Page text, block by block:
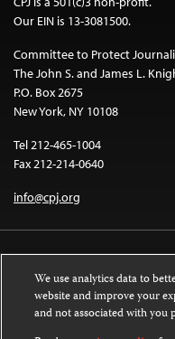
Our EIN is 13-3081500.
Committee to Protect
The John S. and James L.
P.O. Box 2675
New York, NY 10108
Tel 212-465-1004
Fax 212-214-0640
info@cpj.org
Except where noted, text on
We use analytics data to
website and improve your
and not associated with you